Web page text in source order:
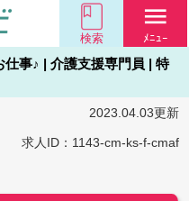
検索
menu
ﾒﾆｭｰ
仕事♪ | 介護支援専門員 | 特
2023.04.03更新
求人ID：1143-cm-ks-f-cmaf